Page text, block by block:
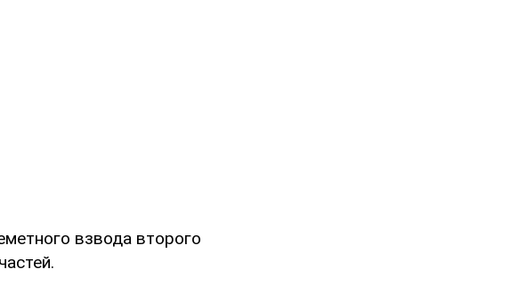
взвода второго